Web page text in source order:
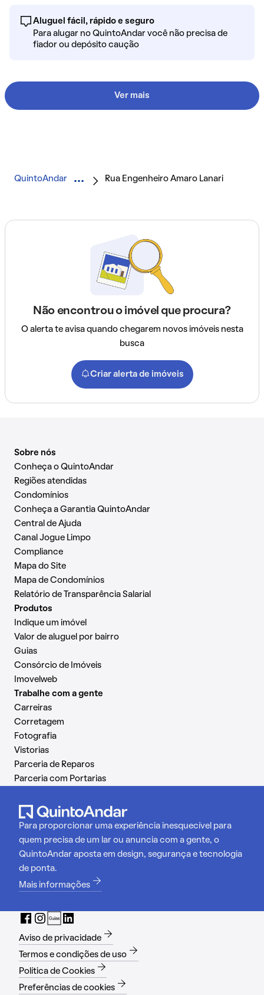
Aluguel fácil, rápido e seguro
Para alugar no QuintoAndar você não precisa de
fiador ou depósito caução
Ver mais
QuintoAndar Rua Engenheiro Amaro Lanari
Não encontrou o imóvel que procura?
O alerta te avisa quando chegarem novos imóveis nesta
busca
Criar alerta de imóveis
Sobre nós
Conheça o QuintoAndar
Regiões atendidas
Condomínios
Conheça a Garantia QuintoAndar
Central de Ajuda
Canal Jogue Limpo
Compliance
Mapa do Site
Mapa de Condomínios
Relatório de Transparência Salarial
Produtos
Indique um imóvel
Valor de aluguel por bairro
Guias
Consórcio de Imóveis
Imovelweb
Trabalhe com a gente
Carreiras
Corretagem
Fotografia
Vistorias
Parceria de Reparos
Parceria com Portarias
Para proporcionar uma experiência inesquecível para
quem precisa de um lar ou anuncia com a gente, o
QuintoAndar aposta em design, segurança e tecnologia
de ponta.
Mais informações
Aviso de privacidade
Termos e condições de uso
Política de Cookies
Preferências de cookies